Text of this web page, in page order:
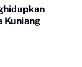
Kuniang